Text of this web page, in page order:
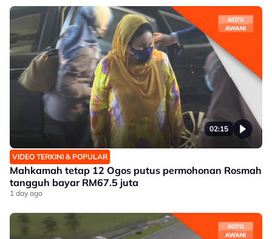
02:15
VIDEO TERKINI & POPULAR
Mahkamah tetap 12 Ogos putus permohonan Rosmah
tangguh bayar RM67.5 juta
1 day ago